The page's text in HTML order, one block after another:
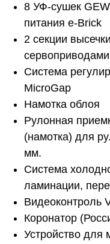
8 УФ-сушек
питания e-Brick
2 секции
Система
MicroGap
Намотка облоя
Рулонная
(намотка) для
мм.
Система
ламинации,
Видеоконтроль
Коронатор
Устройство